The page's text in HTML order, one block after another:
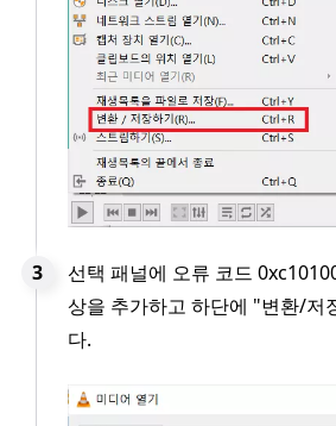
선택 패널에 오류 코드
상을 추가하고 하단에 "변환/저
다.